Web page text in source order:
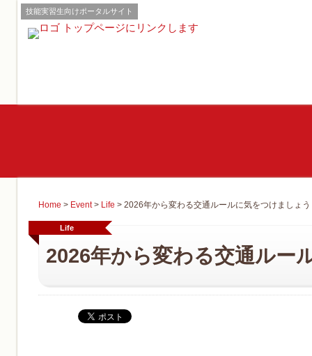
技能実習生向けポータルサイト
Home > Event> Life > 2026年から変わる交通ルールに気をつけましょう
Life
2026年から変わる交通ルー